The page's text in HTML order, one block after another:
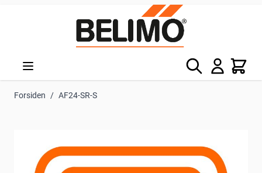
Søg Kurv
Forsiden / AF24-SR-S